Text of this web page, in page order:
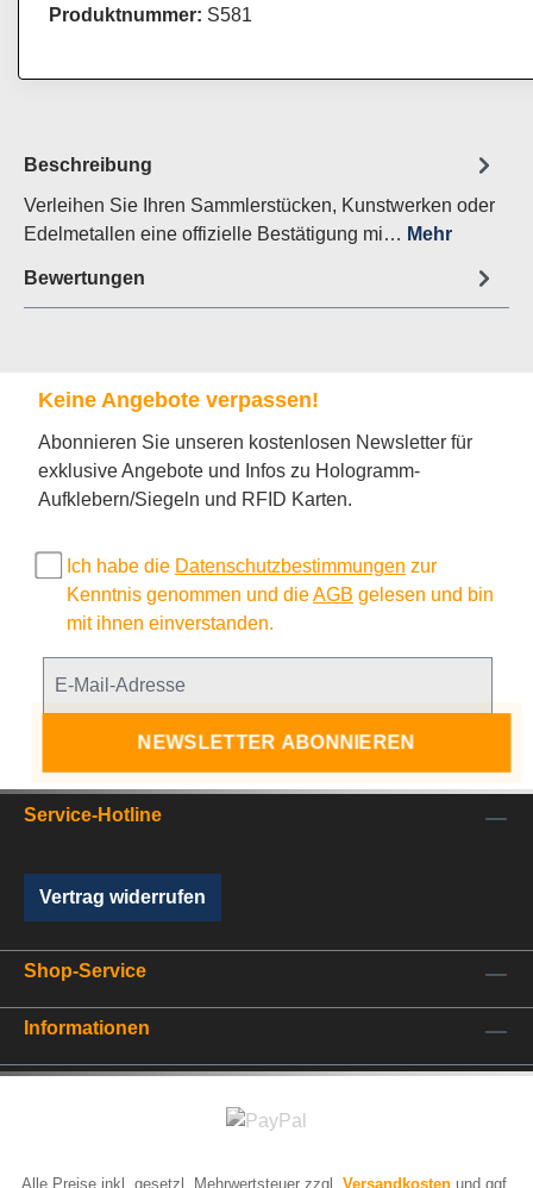
Produktnummer: S581
Beschreibung
Verleihen Sie Ihren Sammlerstücken, Kunstwerken oder
Edelmetallen eine offizielle Bestätigung mi… Mehr
Bewertungen
Keine Angebote verpassen!
Abonnieren Sie unseren kostenlosen Newsletter für
exklusive Angebote und Infos zu Hologramm-
Aufklebern/Siegeln und RFID Karten.
Ich habe die Datenschutzbestimmungen zur
Kenntnis genommen und dieAGB gelesen und bin
mit ihnen einverstanden.
NEWSLETTER ABONNIEREN
Service-Hotline
Vertrag widerrufen
Shop-Service
Informationen
Alle Preise inkl. gesetzl. Mehrwertsteuer zzgl. Versandkosten und ggf.